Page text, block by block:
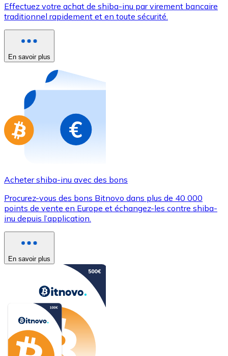
Utilisez les cartes Visa et Mastercard pour acheter
Acheter avec carte
Nouveau
Achetez des cartes-cadeaux de vos marques
Aller à la boutique de cartes-cadeaux
Effectuez votre achat de shiba-inu par virement bancaire
traditionnel rapidement et en toute sécurité.
En savoir plus
Acheter shiba-inu avec des bons
Procurez-vous des bons Bitnovo dans plus de 40 000
points de vente en Europe et échangez-les contre shiba-
inu depuis l’application.
En savoir plus